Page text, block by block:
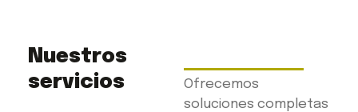
Nuestros
servicios
Ofrecemos
soluciones completas